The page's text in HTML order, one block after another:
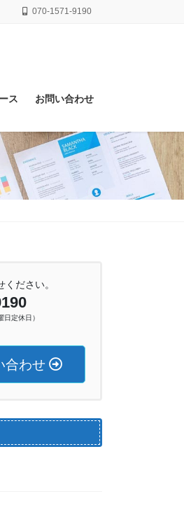
070-1571-9190
ス お問い合わせ
ださい。
定休日）
合わせ